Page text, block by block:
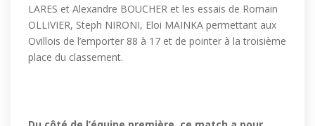
LARES et Alexandre BOUCHER et les essais de Romain
OLLIVIER, Steph NIRONI, Eloi MAINKA permettant aux
Ovillois de l’emporter 88 à 17 et de pointer à la troisième
place du classement.